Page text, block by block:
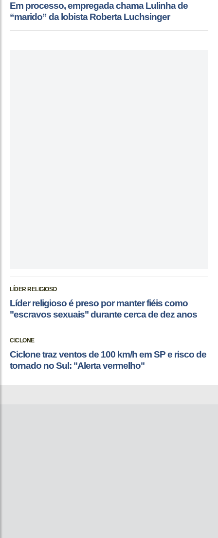
Em processo, empregada chama Lulinha de
“marido” da lobista Roberta Luchsinger
LÍDER RELIGIOSO
Líder religioso é preso por manter fiéis como
"escravos sexuais" durante cerca de dez anos
CICLONE
Ciclone traz ventos de 100 km/h em SP e risco de
tornado no Sul: "Alerta vermelho"